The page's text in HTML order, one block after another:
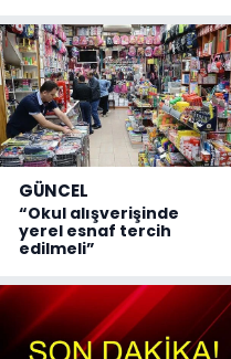
GÜNCEL
“Okul alışverişinde
yerel esnaf tercih
edilmeli”